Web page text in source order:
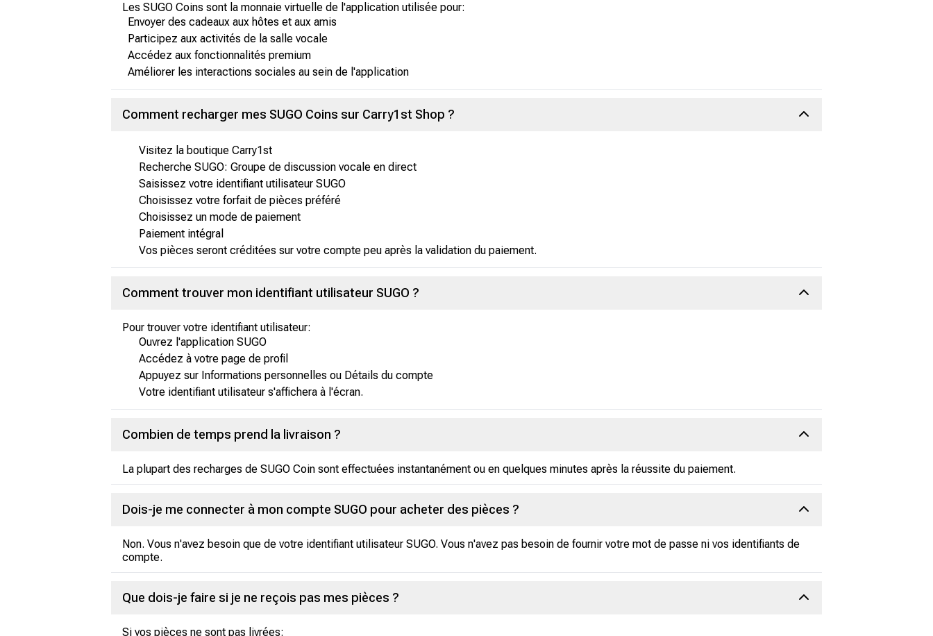
Les SUGO Coins sont la monnaie virtuelle de l'application utilisée pour:
Envoyer des cadeaux aux hôtes et aux amis
Participez aux activités de la salle vocale
Accédez aux fonctionnalités premium
Améliorer les interactions sociales au sein de l'application
Comment recharger mes SUGO Coins sur Carry1st Shop ?
Visitez la boutique Carry1st
Recherche SUGO: Groupe de discussion vocale en direct
Saisissez votre identifiant utilisateur SUGO
Choisissez votre forfait de pièces préféré
Choisissez un mode de paiement
Paiement intégral
Vos pièces seront créditées sur votre compte peu après la validation du paiement.
Comment trouver mon identifiant utilisateur SUGO ?
Pour trouver votre identifiant utilisateur:
Ouvrez l'application SUGO
Accédez à votre page de profil
Appuyez sur Informations personnelles ou Détails du compte
Votre identifiant utilisateur s'affichera à l'écran.
Combien de temps prend la livraison ?
La plupart des recharges de SUGO Coin sont effectuées instantanément ou en quelques minutes après la réussite du paiement.
Dois-je me connecter à mon compte SUGO pour acheter des pièces ?
Non. Vous n'avez besoin que de votre identifiant utilisateur SUGO. Vous n'avez pas besoin de fournir votre mot de passe ni vos identifiants de
compte.
Que dois-je faire si je ne reçois pas mes pièces ?
Si vos pièces ne sont pas livrées: